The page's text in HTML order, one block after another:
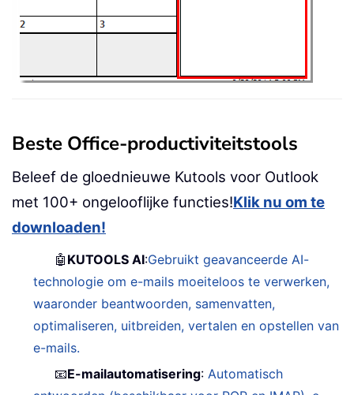
Beste Office-productiviteitstools
Beleef de gloednieuwe Kutools voor Outlook
met 100+ ongelooflijke functies!Klik nu om te
downloaden!
🤖 KUTOOLS AI:Gebruikt geavanceerde AI-
technologie om e-mails moeiteloos te verwerken,
waaronder beantwoorden, samenvatten,
optimaliseren, uitbreiden, vertalen en opstellen van
e-mails.
📧E-mailautomatisering: Automatisch